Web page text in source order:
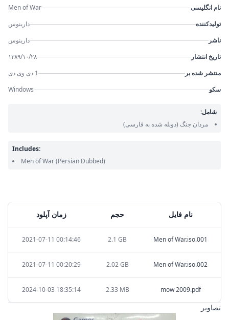
نام فایل حجم زمان آپلود
Men of War.iso.001
2.1 GB
2021-07-11 00:14:46
Men of War.iso.002
2.02 GB
2021-07-11 00:20:29
mow 2009.pdf
2.33 MB
2024-10-03 18:35:14
تصاویر
نام انگلیسی
Men of War
تولیدکننده
دارینوس
ناشر
دارینوس
تاریخ انتشار
۱۳۸۹/۱۰/۲۸
منتشر شده بر
1 دی وی دی
سکو
Windows
شامل:
مردان جنگ (دوبله شده به فارسی)
Includes:
Men of War(Persian Dubbed)